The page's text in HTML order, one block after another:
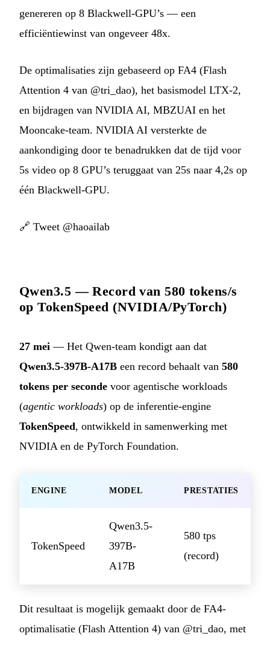
genereren op 8 Blackwell-GPU’s — een
efficiëntiewinst van ongeveer 48x.
De optimalisaties zijn gebaseerd op FA4 (Flash
Attention 4 van @tri_dao), het basismodel LTX-2,
en bijdragen van NVIDIA AI, MBZUAI en het
Mooncake-team. NVIDIA AI versterkte de
aankondiging door te benadrukken dat de tijd voor
5s video op 8 GPU’s teruggaat van 25s naar 4,2s op
één Blackwell-GPU.
🔗 Tweet @haoailab
Qwen3.5 — Record van 580 tokens/s
op TokenSpeed (NVIDIA/PyTorch)
27 mei — Het Qwen-team kondigt aan dat
Qwen3.5-397B-A17B een record behaalt van 580
tokens per seconde voor agentische workloads
(agentic workloads) op de inferentie-engine
TokenSpeed, ontwikkeld in samenwerking met
NVIDIA en de PyTorch Foundation.
ENGINE MODEL PRESTATIES
TokenSpeed
Qwen3.5-
397B-
A17B
580 tps
(record)
Dit resultaat is mogelijk gemaakt door de FA4-
optimalisatie (Flash Attention 4) van @tri_dao, met